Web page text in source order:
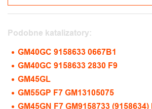
Podobne katalizatory:
GM40GC 9158633 0667B1
GM40GC 9158633 2830 F9
GM45GL
GM55GP F7 GM13105075
GM45GN F7 GM9158733 (9158634)